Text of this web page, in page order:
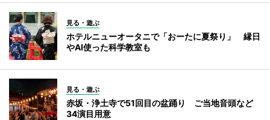
見る・遊ぶ
ホテルニューオータニで「おーたに夏祭り」 縁日
やAI使った科学教室も
見る・遊ぶ
赤坂・浄土寺で51回目の盆踊り ご当地音頭など
34演目用意